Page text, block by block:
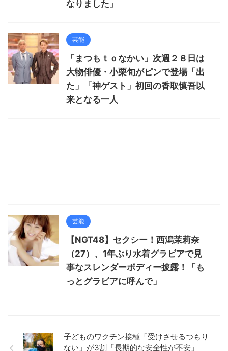
なりました」
芸能
「まつもｔｏなかい」次週２８日は
大物俳優・小栗旬がピンで登場「出
た」「神ゲスト」初回の香取慎吾以
来となる一人
芸能
【NGT48】セクシー！西潟茉莉奈
（27）、1年ぶり水着グラビアで見
事なスレンダーボディー披露！「も
っとグラビアに呼んで」
子どものワクチン接種「受けさせるつもり
ない」が3割「長期的な安全性が不安」